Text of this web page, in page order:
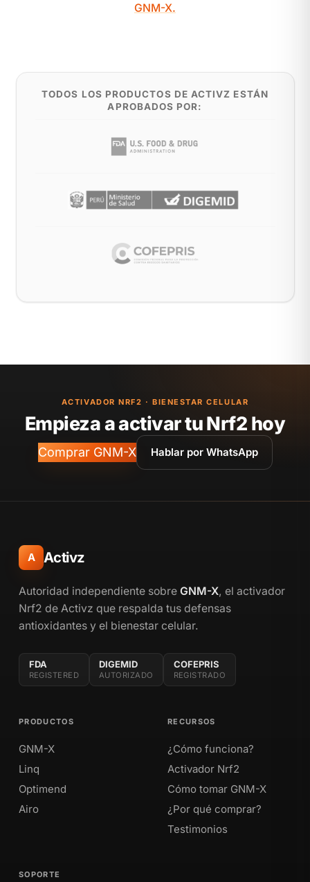
GNM-X.
TODOS LOS PRODUCTOS DE ACTIVZ ESTÁN
APROBADOS POR:
ACTIVADOR NRF2 · BIENESTAR CELULAR
Empieza a activar tu Nrf2 hoy
Comprar GNM-X Hablar por WhatsApp
A Activz
Autoridad independiente sobre GNM-X, el activador
Nrf2 de Activz que respalda tus defensas
antioxidantes y el bienestar celular.
FDA
REGISTERED
DIGEMID
AUTORIZADO
COFEPRIS
REGISTRADO
PRODUCTOS
GNM-X
Linq
Optimend
Airo
RECURSOS
¿Cómo funciona?
Activador Nrf2
Cómo tomar GNM-X
¿Por qué comprar?
Testimonios
SOPORTE